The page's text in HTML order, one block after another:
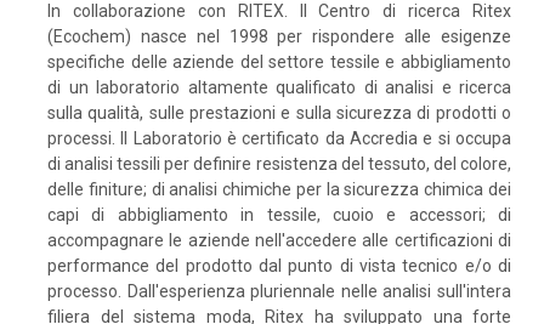
In collaborazione con RITEX. Il Centro di ricerca Ritex
(Ecochem) nasce nel 1998 per rispondere alle esigenze
specifiche delle aziende del settore tessile e abbigliamento
di un laboratorio altamente qualificato di analisi e ricerca
sulla qualità, sulle prestazioni e sulla sicurezza di prodotti o
processi. Il Laboratorio è certificato da Accredia e si occupa
di analisi tessili per definire resistenza del tessuto, del colore,
delle finiture; di analisi chimiche per la sicurezza chimica dei
capi di abbigliamento in tessile, cuoio e accessori; di
accompagnare le aziende nell'accedere alle certificazioni di
performance del prodotto dal punto di vista tecnico e/o di
processo. Dall'esperienza pluriennale nelle analisi sull'intera
filiera del sistema moda, Ritex ha sviluppato una forte